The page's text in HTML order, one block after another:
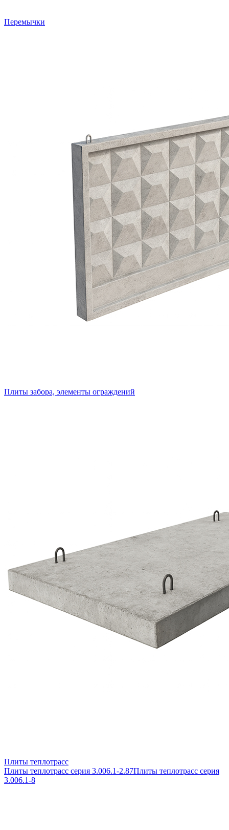
Перемычки
Плиты забора, элементы ограждений
Плиты теплотрасс
Плиты теплотрасс серия 3.006.1-2.87Плиты теплотрасс серия
3.006.1-8